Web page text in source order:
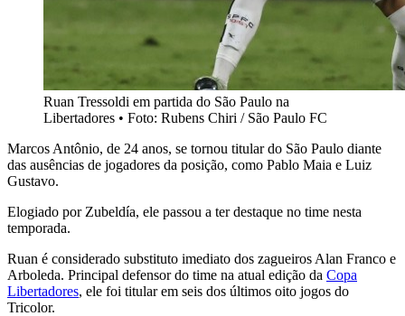
Ruan Tressoldi em partida do São Paulo na
Libertadores • Foto: Rubens Chiri / São Paulo FC
Marcos Antônio, de 24 anos, se tornou titular do São Paulo diante
das ausências de jogadores da posição, como Pablo Maia e Luiz
Gustavo.
Elogiado por Zubeldía, ele passou a ter destaque no time nesta
temporada.
Ruan é considerado substituto imediato dos zagueiros Alan Franco e
Arboleda. Principal defensor do time na atual edição da Copa
Libertadores, ele foi titular em seis dos últimos oito jogos do
Tricolor.